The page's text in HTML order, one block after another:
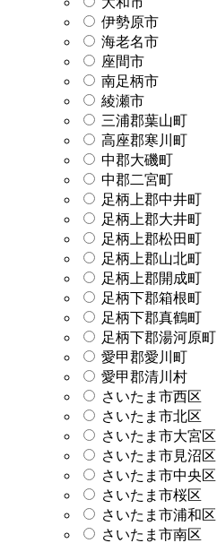
伊勢原市
海老名市
座間市
南足柄市
綾瀬市
三浦郡葉山町
高座郡寒川町
中郡大磯町
中郡二宮町
足柄上郡中井町
足柄上郡大井町
足柄上郡松田町
足柄上郡山北町
足柄上郡開成町
足柄下郡箱根町
足柄下郡真鶴町
足柄下郡湯河原町
愛甲郡愛川町
愛甲郡清川村
さいたま市西区
さいたま市北区
さいたま市大宮区
さいたま市見沼区
さいたま市中央区
さいたま市桜区
さいたま市浦和区
さいたま市南区